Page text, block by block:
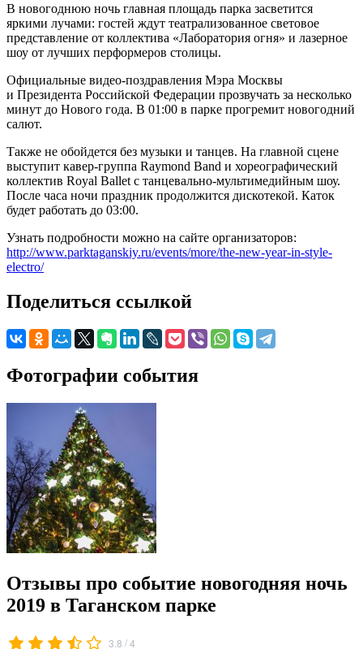
В новогоднюю ночь главная площадь парка засветится
яркими лучами: гостей ждут театрализованное световое
представление от коллектива «Лаборатория огня» и лазерное
шоу от лучших перформеров столицы.
Официальные видео-поздравления Мэра Москвы
и Президента Российской Федерации прозвучать за несколько
минут до Нового года. В 01:00 в парке прогремит новогодний
салют.
Также не обойдется без музыки и танцев. На главной сцене
выступит кавер-группа Raymond Band и хореографический
коллектив Royal Ballet с танцевально-мультимедийным шоу.
После часа ночи праздник продолжится дискотекой. Каток
будет работать до 03:00.
Узнать подробности можно на сайте организаторов:
http://www.parktaganskiy.ru/events/more/the-new-year-in-style-
electro/
Поделиться ссылкой
Фотографии события
Отзывы про событие новогодняя ночь
2019 в Таганском парке
3.8 /4